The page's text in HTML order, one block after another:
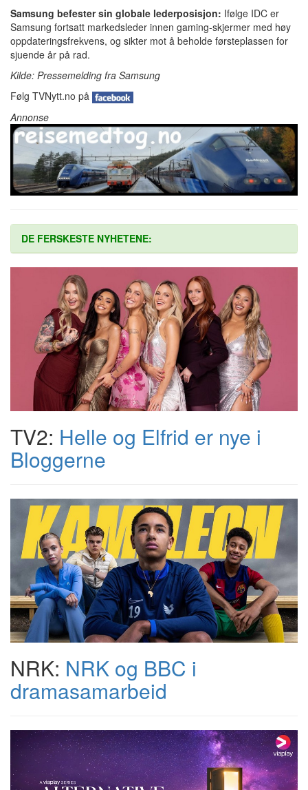
Samsung befester sin globale lederposisjon: Ifølge IDC er
Samsung fortsatt markedsleder innen gaming-skjermer med høy
oppdateringsfrekvens, og sikter mot å beholde førsteplassen for
sjuende år på rad.
Kilde: Pressemelding fra Samsung
Følg TVNytt.no på
Annonse
DE FERSKESTE NYHETENE:
TV2: Helle og Elfrid er nye i
Bloggerne
NRK: NRK og BBC i
dramasamarbeid